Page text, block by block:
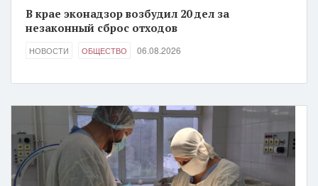
В крае эконадзор возбудил 20 дел за
незаконный сброс отходов
НОВОСТИ ОБЩЕСТВО 06.08.2026